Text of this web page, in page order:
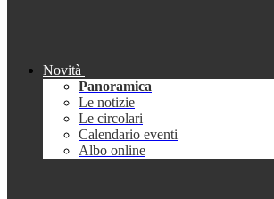
Novità
Panoramica
Le notizie
Le circolari
Calendario eventi
Albo online